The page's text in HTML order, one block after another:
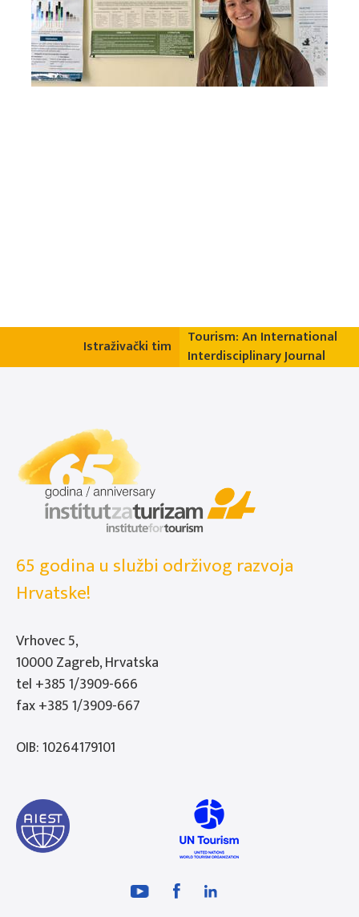
Istraživački tim
Tourism: An International
Interdisciplinary Journal
65 godina u službi održivog razvoja
Hrvatske!
Vrhovec 5,
10000 Zagreb, Hrvatska
tel +385 1/3909-666
fax +385 1/3909-667
OIB: 10264179101